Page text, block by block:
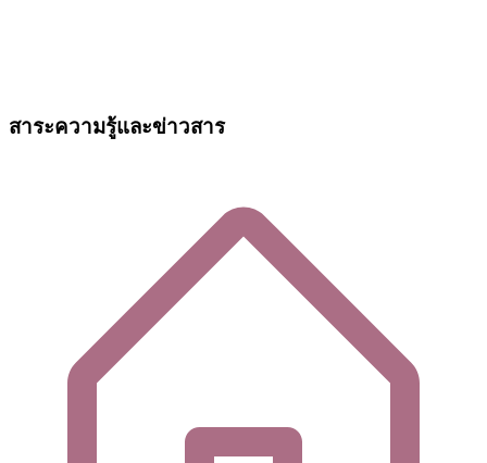
สาระความรู้และข่าวสาร